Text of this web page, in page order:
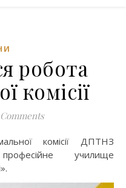
робота
комісії
училище